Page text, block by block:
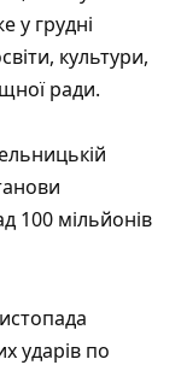
у грудні
культури,
ради.
100 мільйонів
ударів по